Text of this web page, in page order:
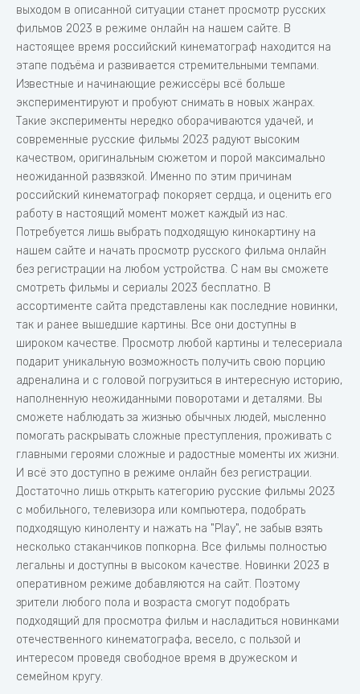
выходом в описанной ситуации станет просмотр русских
фильмов 2023 в режиме онлайн на нашем сайте. В
настоящее время российский кинематограф находится на
этапе подъёма и развивается стремительными темпами.
Известные и начинающие режиссёры всё больше
экспериментируют и пробуют снимать в новых жанрах.
Такие эксперименты нередко оборачиваются удачей, и
современные русские фильмы 2023 радуют высоким
качеством, оригинальным сюжетом и порой максимально
неожиданной развязкой. Именно по этим причинам
российский кинематограф покоряет сердца, и оценить его
работу в настоящий момент может каждый из нас.
Потребуется лишь выбрать подходящую кинокартину на
нашем сайте и начать просмотр русского фильма онлайн
без регистрации на любом устройства. С нам вы сможете
смотреть фильмы и сериалы 2023 бесплатно. В
ассортименте сайта представлены как последние новинки,
так и ранее вышедшие картины. Все они доступны в
широком качестве. Просмотр любой картины и телесериала
подарит уникальную возможность получить свою порцию
адреналина и с головой погрузиться в интересную историю,
наполненную неожиданными поворотами и деталями. Вы
сможете наблюдать за жизнью обычных людей, мысленно
помогать раскрывать сложные преступления, проживать с
главными героями сложные и радостные моменты их жизни.
И всё это доступно в режиме онлайн без регистрации.
Достаточно лишь открыть категорию русские фильмы 2023
с мобильного, телевизора или компьютера, подобрать
подходящую киноленту и нажать на "Play", не забыв взять
несколько стаканчиков попкорна. Все фильмы полностью
легальны и доступны в высоком качестве. Новинки 2023 в
оперативном режиме добавляются на сайт. Поэтому
зрители любого пола и возраста смогут подобрать
подходящий для просмотра фильм и насладиться новинками
отечественного кинематографа, весело, с пользой и
интересом проведя свободное время в дружеском и
семейном кругу.